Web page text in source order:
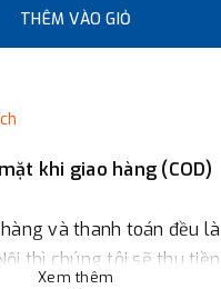
THÊM VÀO GIỎ
khi giao hàng (COD)
và thanh toán đều
thì chúng tôi sẽ thu
Xem thêm